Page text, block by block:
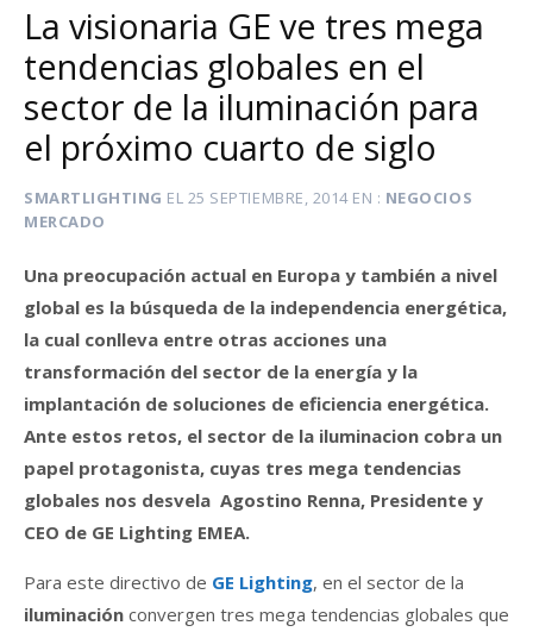
La visionaria GE ve tres mega
tendencias globales en el
sector de la iluminación para
el próximo cuarto de siglo
SMARTLIGHTING EL 25 SEPTIEMBRE, 2014EN
NEGOCIOS
MERCADO
Una preocupación actual en Europa y también a nivel
global es la búsqueda de la independencia energética,
la cual conlleva entre otras acciones una
transformación del sector de la energía y la
implantación de soluciones de eficiencia energética.
Ante estos retos, el sector de la iluminacion cobra un
papel protagonista, cuyas tres mega tendencias
globales nos desvela Agostino Renna, Presidente y
CEO de GE Lighting EMEA.
Para este directivo de GE Lighting, en el sector de la
iluminación convergen tres mega tendencias globales que